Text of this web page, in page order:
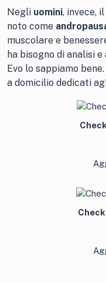
Negli uomini, invece,
noto come
muscolare e
ha bisogno di analisi
Evo lo sappiamo
a domicilio dedicati